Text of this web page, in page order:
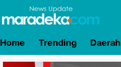
Home Trending Daerah